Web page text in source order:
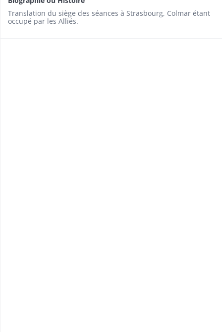
Translation du siège des séances à Strasbourg, Colmar étant
occupé par les Alliés.